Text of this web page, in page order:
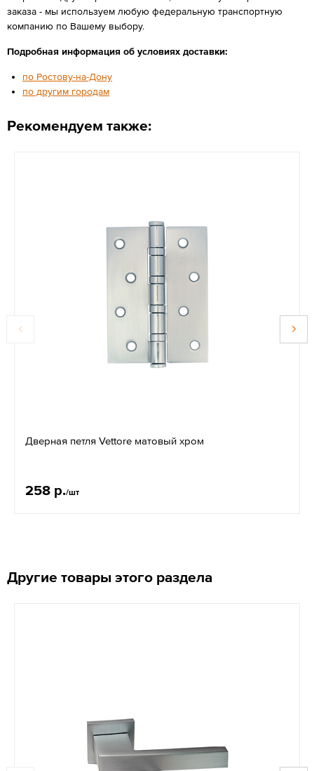
заказа - мы используем любую федеральную транспортную
компанию по Вашему выбору.
Подробная информация об условиях доставки:
по Ростову-на-Дону
по другим городам
Рекомендуем также:
Дверная петля Vettore матовый хром
258 р./шт
Другие товары этого раздела